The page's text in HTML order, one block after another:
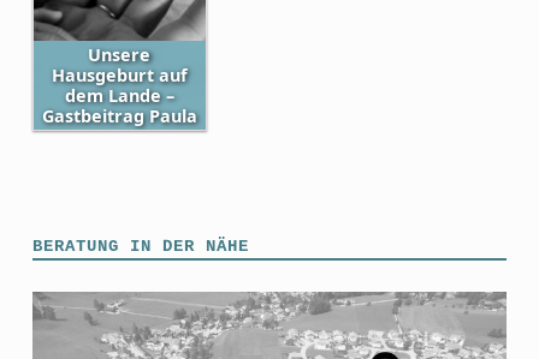
Unsere
Hausgeburt auf
dem Lande –
Gastbeitrag Paula
BERATUNG IN DER NÄHE